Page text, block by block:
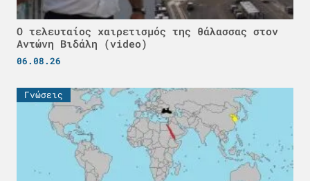
Ο τελευταίος χαιρετισμός της θάλασσας στον
Αντώνη Βιδάλη (video)
06.08.26
Γνώσεις